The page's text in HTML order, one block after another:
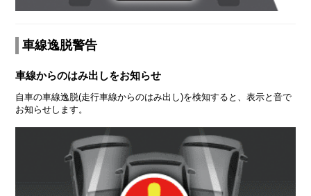
車線逸脱警告
車線からのはみ出しをお知らせ
自車の車線逸脱(走行車線からのはみ出し)を検知すると、表示と音で
お知らせします。